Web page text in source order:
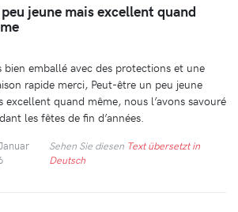
jeune mais excellent quand
bien emballé avec des protections et une
rapide merci, Peut-être un peu jeune
excellent quand même, nous l’avons savouré
les fêtes de fin d’années.
Sehen Sie diesen Text übersetzt in
Deutsch